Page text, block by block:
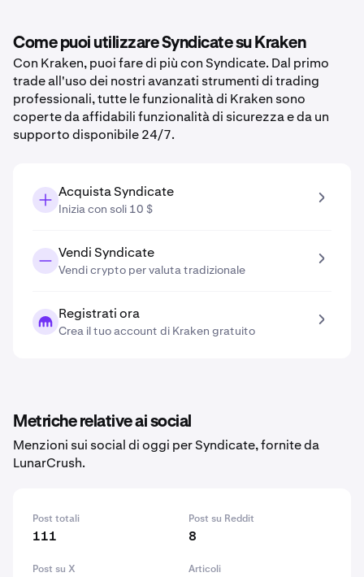
Come puoi utilizzare Syndicate su Kraken
Con Kraken, puoi fare di più con Syndicate. Dal primo
trade all'uso dei nostri avanzati strumenti di trading
professionali, tutte le funzionalità di Kraken sono
coperte da affidabili funzionalità di sicurezza e da un
supporto disponibile 24/7.
Acquista Syndicate
Inizia con soli 10 $
Vendi Syndicate
Vendi crypto per valuta tradizionale
Registrati ora
Crea il tuo account di Kraken gratuito
Metriche relative ai social
Menzioni sui social di oggi per Syndicate, fornite da
LunarCrush.
Post totali
111
Post su Reddit
8
Post su X Articoli